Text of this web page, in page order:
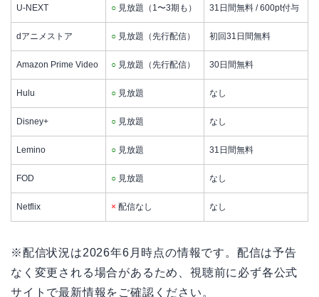
U-NEXT ○ 見放題（1〜3期も） 31日間無料 / 600pt付与
dアニメストア ○ 見放題（先行配信） 初回31日間無料
Amazon Prime Video ○ 見放題（先行配信） 30日間無料
Hulu ○ 見放題 なし
Disney+ ○ 見放題 なし
Lemino ○ 見放題 31日間無料
FOD ○ 見放題 なし
Netflix × 配信なし なし
※配信状況は2026年6月時点の情報です。配信は予告
なく変更される場合があるため、視聴前に必ず各公式
サイトで最新情報をご確認ください。